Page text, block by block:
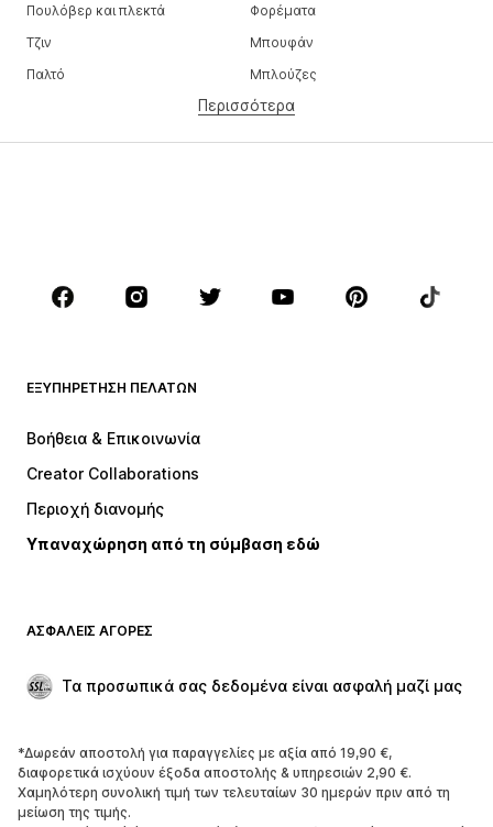
Πουλόβερ και πλεκτά
Φορέματα
Τζιν
Μπουφάν
Παλτό
Μπλούζες
Εσώρουχα
Αξεσουάρ
Premium
ΝΕΑ
Μπλούζες
Μπουφάν
Εσώρουχα
Παλτό
Φούστες
Περιστάσεις
Aποκλειστικά
ΠΑΠΟΎΤΣΙΑ
ΝΕΑ
Trending
Περισσότερα
ΕΞΥΠΗΡΈΤΗΣΗ ΠΕΛΑΤΏΝ
Βοήθεια & Επικοινωνία
Creator Collaborations
Περιοχή διανομής
Υπαναχώρηση από τη σύμβαση εδώ
ΑΣΦΑΛΕΊΣ ΑΓΟΡΈΣ
Τα προσωπικά σας δεδομένα είναι ασφαλή μαζί μας
*Δωρεάν αποστολή για παραγγελίες με αξία από 19,90 €,
διαφορετικά ισχύουν έξοδα αποστολής & υπηρεσιών 2,90 €.
Χαμηλότερη συνολική τιμή των τελευταίων 30 ημερών πριν από τη
μείωση της τιμής.